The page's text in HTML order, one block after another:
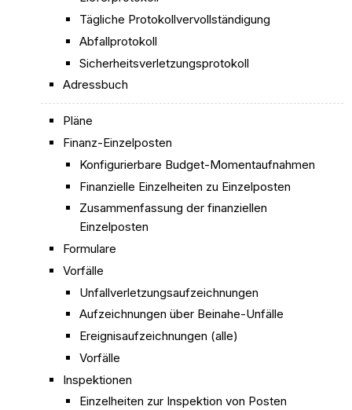
Tägliche Protokollvervollständigung
Abfallprotokoll
Sicherheitsverletzungsprotokoll
Adressbuch
Pläne
Finanz-Einzelposten
Konfigurierbare Budget-Momentaufnahmen
Finanzielle Einzelheiten zu Einzelposten
Zusammenfassung der finanziellen
Einzelposten
Formulare
Vorfälle
Unfallverletzungsaufzeichnungen
Aufzeichnungen über Beinahe-Unfälle
Ereignisaufzeichnungen (alle)
Vorfälle
Inspektionen
Einzelheiten zur Inspektion von Posten